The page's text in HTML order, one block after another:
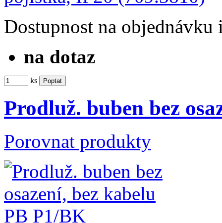
Dostupnost na objednávku
na dotaz
ks
Prodluž. buben bez
Porovnat produkty